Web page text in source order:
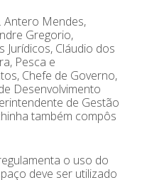
Antero Mendes,
Gregorio,
Cláudio dos
Pesca e
Chefe de Governo,
Desenvolvimento
de Gestão
também compôs
o uso do
deve ser utilizado